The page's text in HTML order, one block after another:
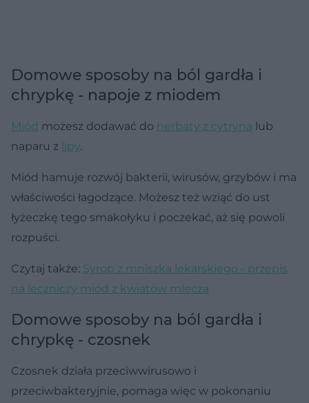
Domowe sposoby na ból gardła i
chrypkę - napoje z miodem
Miód możesz dodawać do herbaty z cytryną lub
naparu z lipy.
Miód hamuje rozwój bakterii, wirusów, grzybów i ma
właściwości łagodzące. Możesz też wziąć do ust
łyżeczkę tego smakołyku i poczekać, aż się powoli
rozpuści.
Czytaj także: Syrop z mniszka lekarskiego - przepis
na leczniczy miód z kwiatów mlecza
Domowe sposoby na ból gardła i
chrypkę - czosnek
Czosnek działa przeciwwirusowo i
przeciwbakteryjnie, pomaga więc w pokonaniu